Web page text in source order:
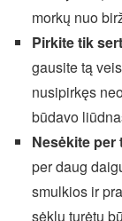
morkų nuo
Pirkite tik
gausite tą
nusipirkęs
būdavo
Nesėkite per
per daug
smulkios ir
sėklų turėtų